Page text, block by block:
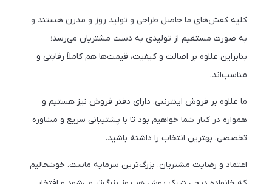
کلیه کفش‌های ما حاصل طراحی و تولید روز و مدرن هستند و
به صورت مستقیم از تولیدی به دست مشتریان می‌رسد؛
بنابراین علاوه بر اصالت و کیفیت، قیمت‌ها هم کاملاً رقابتی و
مناسب‌اند.
ما علاوه بر فروش اینترنتی، دارای دفتر فروش نیز هستیم و
همواره در کنار شما خواهیم بود تا با پشتیبانی سریع و مشاوره
تخصصی، بهترین انتخاب را داشته باشید.
اعتماد و رضایت مشتریان، بزرگ‌ترین سرمایه ماست. خوشحالیم